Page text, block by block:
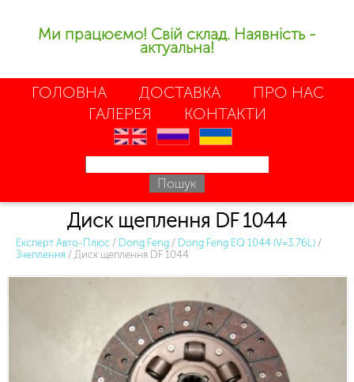
Ми працюємо! Свій склад. Наявність -
актуальна!
ГОЛОВНА ДОСТАВКА
ПРО НАС
ГАЛЕРЕЯ
КОНТАКТИ
en ru uk
Диск щеплення DF 1044
Експерт Авто-Плюс / Dong Feng / Dong Feng EQ 1044 (V=3.76L) /
Зчеплення / Диск щеплення DF 1044